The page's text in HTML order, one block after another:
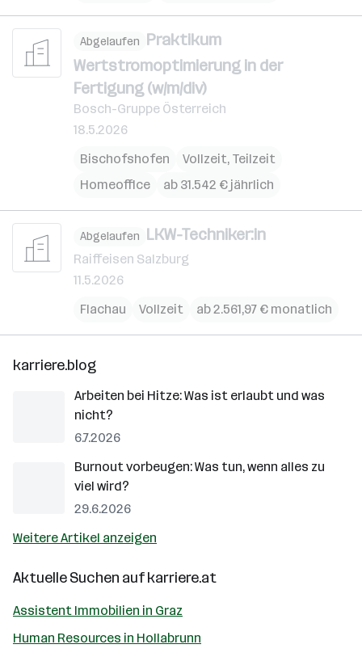
Abgelaufen Praktikum
Wertstromoptimierung in der
Fertigung (w/m/div)
Bosch-Gruppe Österreich
18.5.2026
Bischofshofen
Vollzeit, Teilzeit
Homeoffice
ab 31.542 € jährlich
Abgelaufen LKW-Techniker:in
Raiffeisen Salzburg
11.5.2026
Flachau
Vollzeit ab 2.561,97 € monatlich
karriere.blog
Arbeiten bei Hitze: Was ist erlaubt und was
nicht?
6.7.2026
Burnout vorbeugen: Was tun, wenn alles zu
viel wird?
29.6.2026
Weitere Artikel anzeigen
Aktuelle Suchen aufkarriere.at
Assistent Immobilien in Graz
Human Resources in Hollabrunn